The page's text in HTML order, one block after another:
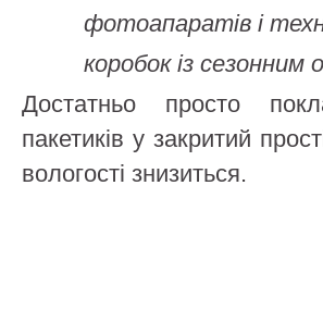
фотоапаратів і
коробок із сезонним
Достатньо просто
пакетиків у закритий
вологості знизиться.